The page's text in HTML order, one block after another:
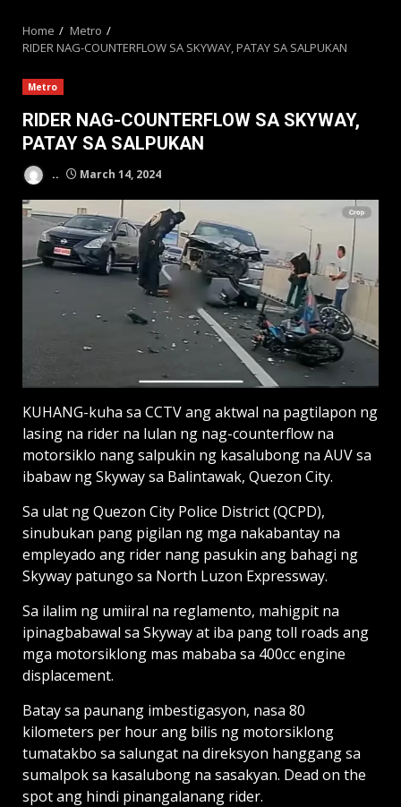
Home
Metro
RIDER NAG-COUNTERFLOW SA SKYWAY, PATAY SA SALPUKAN
Metro
RIDER NAG-COUNTERFLOW SA SKYWAY,
PATAY SA SALPUKAN
.. March 14, 2024
KUHANG-kuha sa CCTV ang aktwal na pagtilapon ng
lasing na rider na lulan ng nag-counterflow na
motorsiklo nang salpukin ng kasalubong na AUV sa
ibabaw ng Skyway sa Balintawak, Quezon City.
Sa ulat ng Quezon City Police District (QCPD),
sinubukan pang pigilan ng mga nakabantay na
empleyado ang rider nang pasukin ang bahagi ng
Skyway patungo sa North Luzon Expressway.
Sa ilalim ng umiiral na reglamento, mahigpit na
ipinagbabawal sa Skyway at iba pang toll roads ang
mga motorsiklong mas mababa sa 400cc engine
displacement.
Batay sa paunang imbestigasyon, nasa 80
kilometers per hour ang bilis ng motorsiklong
tumatakbo sa salungat na direksyon hanggang sa
sumalpok sa kasalubong na sasakyan. Dead on the
spot ang hindi pinangalanang rider.